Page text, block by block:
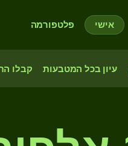
אישי פלטפורמה
עיון בכל המטבעות קבלו